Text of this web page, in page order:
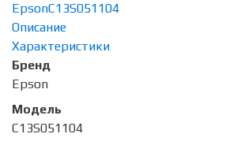
EpsonC13S051104
Описание
Характеристики
Бренд
Epson
Модель
C13S051104